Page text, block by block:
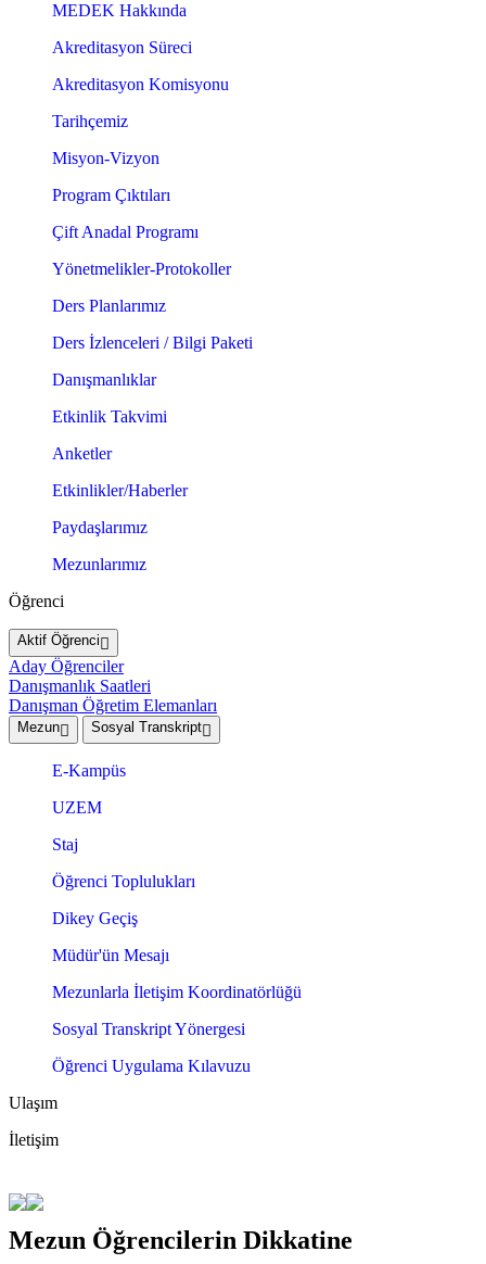
MEDEK Hakkında
Akreditasyon Süreci
Akreditasyon Komisyonu
Tarihçemiz
Misyon-Vizyon
Program Çıktıları
Çift Anadal Programı
Yönetmelikler-Protokoller
Ders Planlarımız
Ders İzlenceleri / Bilgi Paketi
Danışmanlıklar
Etkinlik Takvimi
Anketler
Etkinlikler/Haberler
Paydaşlarımız
Mezunlarımız
Öğrenci
Aktif Öğrenci
Aday Öğrenciler
Danışmanlık Saatleri
Danışman Öğretim Elemanları
Mezun Sosyal Transkript
E-Kampüs
UZEM
Staj
Öğrenci Toplulukları
Dikey Geçiş
Müdür'ün Mesajı
Mezunlarla İletişim Koordinatörlüğü
Sosyal Transkript Yönergesi
Öğrenci Uygulama Kılavuzu
Ulaşım
İletişim
Mezun Öğrencilerin Dikkatine